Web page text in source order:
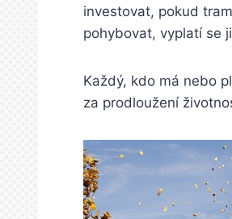
investovat, pokud
pohybovat, vyplatí se
Každý, kdo má nebo
za prodloužení